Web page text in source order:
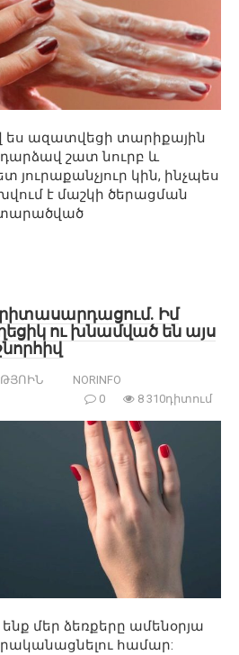
ես ազատվեցի տարիքային
դարձավ շատ նուրբ և
յուրաքանչյուր կին, ինչպես
է մաշկի ծերացման
Իմ
ու խնամված են այս
NORINFO
0
8 310դիտում
մեր ձեռքերը ամենօրյա
համար: